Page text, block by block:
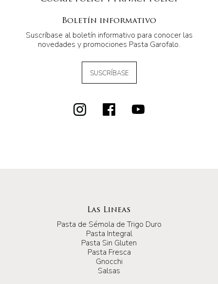
Boletín informativo
Suscríbase al boletín informativo para conocer las
novedades y promociones Pasta Garofalo.
SUSCRÍBASE
Las Lineas
Pasta de Sémola de Trigo Duro
Pasta Integral
Pasta Sin Gluten
Pasta Fresca
Gnocchi
Salsas